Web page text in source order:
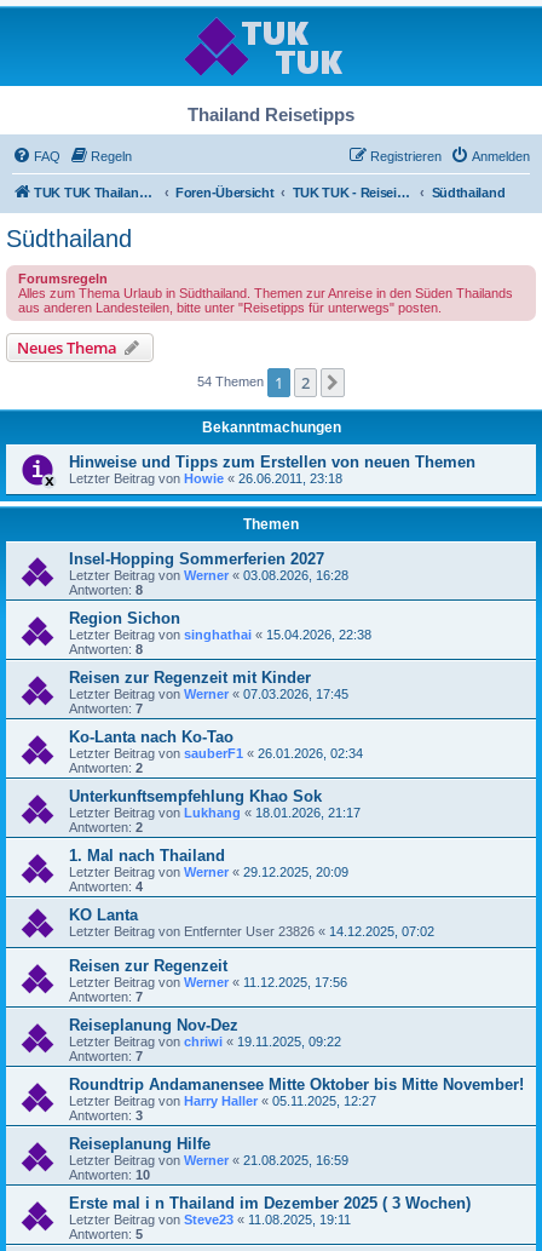
Thailand Reisetipps
FAQ Regeln Anmelden
Registrieren
TUK TUK Thailand Reisetipps Foren-Übersicht TUK TUK - Reiseinfos - Thailand Regional Südthailand
Südthailand
Forumsregeln
Alles zum Thema Urlaub in Südthailand. Themen zur Anreise in den Süden Thailands
aus anderen Landesteilen, bitte unter "Reisetipps für unterwegs" posten.
Neues Thema
54 Themen 1 2
Bekanntmachungen
Hinweise und Tipps zum Erstellen von neuen Themen
Letzter Beitrag von Howie « 26.06.2011, 23:18
Themen
Insel-Hopping Sommerferien 2027
Letzter Beitrag von Werner « 03.08.2026, 16:28
Antworten: 8
Region Sichon
Letzter Beitrag von singhathai « 15.04.2026, 22:38
Antworten: 8
Reisen zur Regenzeit mit Kinder
Letzter Beitrag von Werner « 07.03.2026, 17:45
Antworten: 7
Ko-Lanta nach Ko-Tao
Letzter Beitrag von sauberF1 « 26.01.2026, 02:34
Antworten: 2
Unterkunftsempfehlung Khao Sok
Letzter Beitrag von Lukhang « 18.01.2026, 21:17
Antworten: 2
1. Mal nach Thailand
Letzter Beitrag von Werner « 29.12.2025, 20:09
Antworten: 4
KO Lanta
Letzter Beitrag von Entfernter User 23826 « 14.12.2025, 07:02
Reisen zur Regenzeit
Letzter Beitrag von Werner « 11.12.2025, 17:56
Antworten: 7
Reiseplanung Nov-Dez
Letzter Beitrag von chriwi « 19.11.2025, 09:22
Antworten: 7
Roundtrip Andamanensee Mitte Oktober bis Mitte November!
Letzter Beitrag von Harry Haller « 05.11.2025, 12:27
Antworten: 3
Reiseplanung Hilfe
Letzter Beitrag von Werner « 21.08.2025, 16:59
Antworten: 10
Erste mal i n Thailand im Dezember 2025 ( 3 Wochen)
Letzter Beitrag von Steve23 « 11.08.2025, 19:11
Antworten: 5